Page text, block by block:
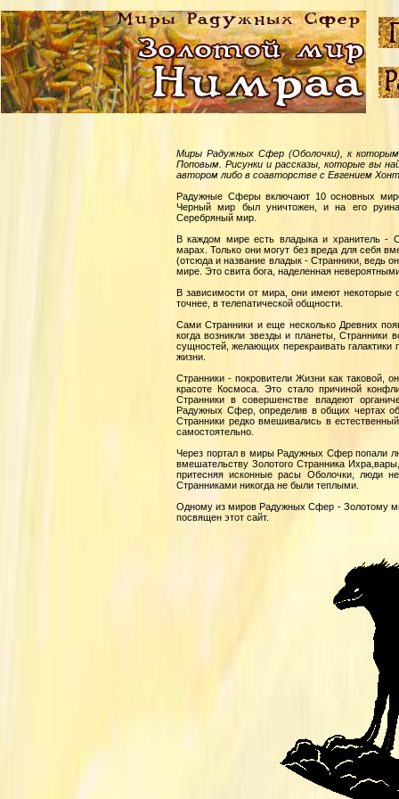
Миры Радужных Сфер (Оболочки), к
Поповым. Рисунки и рассказы, которые вы
автором либо в соавторстве с Евгением
Радужные Сферы включают 10 основных
Черный мир был уничтожен, и на его
Серебряный мир.
В каждом мире есть владыка и хранитель -
марах. Только они могут без вреда для себя
(отсюда и название владык - Странники, ведь
мире. Это свита бога, наделенная
В зависимости от мира, они имеют некоторые
точнее, в телепатической общности.
Сами Странники и еще несколько Древних
когда возникли звезды и планеты, Странники
сущностей, желающих перекраивать
жизни.
Странники - покровители Жизни как таковой,
красоте Космоса. Это стало причиной
Странники в совершенстве владеют
Радужных Сфер, определив в общих чертах
Странники редко вмешивались в
самостоятельно.
Через портал в миры Радужных Сфер попали
вмешательству Золотого Странника
притесняя исконные расы Оболочки, люди
Странниками никогда не были теплыми.
Одному из миров Радужных Сфер - Золотому
посвящен этот сайт.